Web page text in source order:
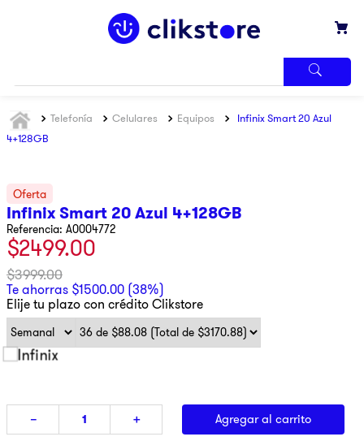
Telefonía Celulares Equipos
Infinix Smart 20 Azul
4+128GB
Infinix Smart 20 Azul 4+128GB
Referencia: A0004772
$2499.00
$3999.00
Te ahorras $1500.00 (38%)
Elije tu plazo con crédito Clikstore
＋
－ Agregar al carrito
MÁS
BUSCADOS
3.
samsung
4.
winia
5.
pantalla
6.
motos
7.
xbox
8.
lavadora
pulsar